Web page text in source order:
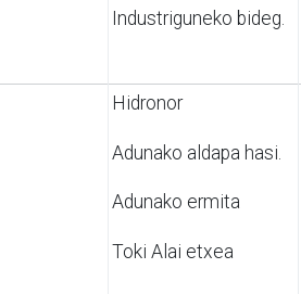
Industriguneko bideg.
Hidronor
Adunako aldapa hasi.
Adunako ermita
Toki Alai etxea